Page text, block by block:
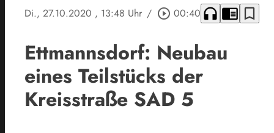
Di., 27.10.2020 , 13:48 Uhr / play_circle_outline 00:40 headphones chrome_reader_mode bookmark_border
Ettmannsdorf: Neubau
eines Teilstücks der
Kreisstraße SAD 5